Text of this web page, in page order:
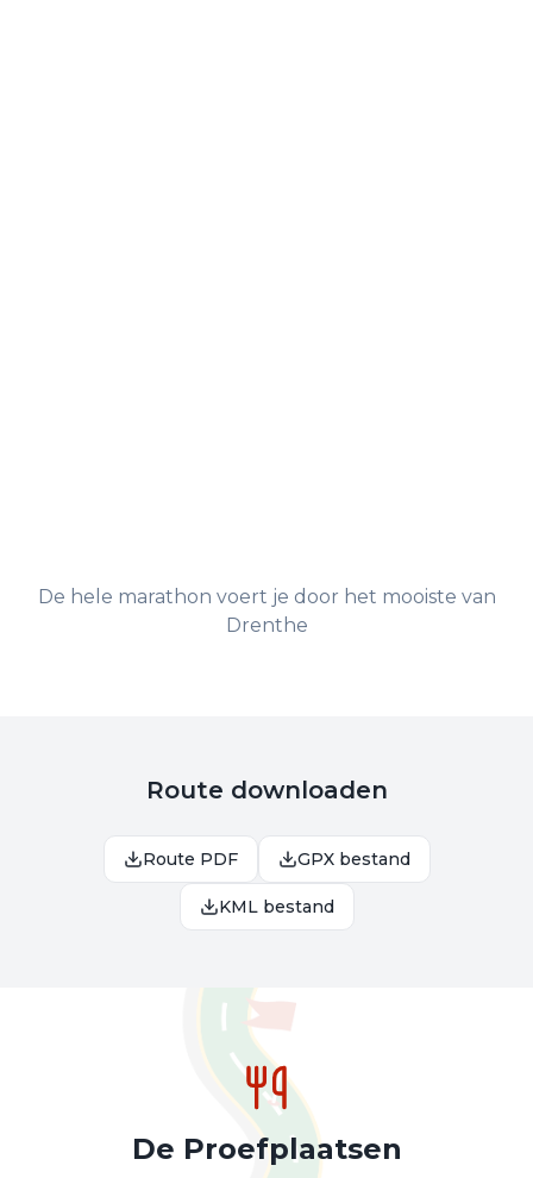
De hele marathon voert je door het mooiste van
Drenthe
Route downloaden
Route PDF GPX bestand
KML bestand
De Proefplaatsen